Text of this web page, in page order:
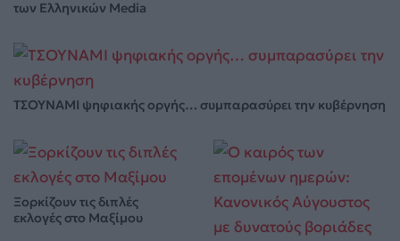
των Ελληνικών Media
ΤΣΟΥΝΑΜΙ ψηφιακής οργής… συμπαρασύρει την κυβέρνηση
Ξορκίζουν τις διπλές
εκλογές στο Μαξίμου